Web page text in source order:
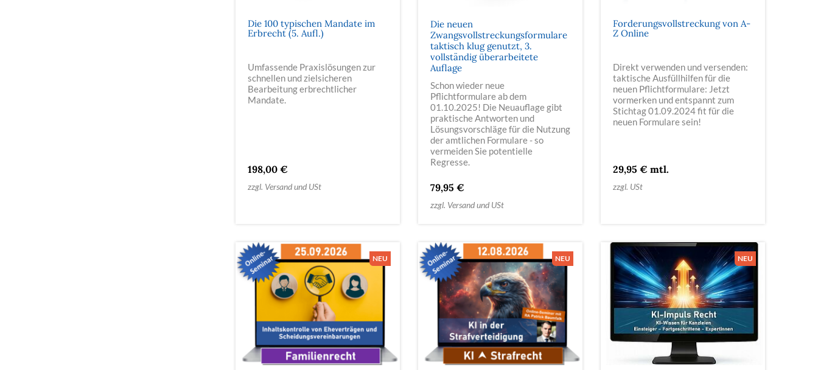
Die 100 typischen Mandate im
Erbrecht (5. Aufl.)
Umfassende Praxislösungen zur
schnellen und zielsicheren
Bearbeitung erbrechtlicher
Mandate.
198,00 €
zzgl. Versand und USt
Die neuen
Zwangsvollstreckungsformulare
taktisch klug genutzt, 3.
vollständig überarbeitete
Auflage
Schon wieder neue
Pflichtformulare ab dem
01.10.2025! Die Neuauflage gibt
praktische Antworten und
Lösungsvorschläge für die Nutzung
der amtlichen Formulare - so
vermeiden Sie potentielle
Regresse.
79,95 €
zzgl. Versand und USt
Forderungsvollstreckung von A-
Z Online
Direkt verwenden und versenden:
taktische Ausfüllhilfen für die
neuen Pflichtformulare: Jetzt
vormerken und entspannt zum
Stichtag 01.09.2024 fit für die
neuen Formulare sein!
29,95 € mtl.
zzgl. USt